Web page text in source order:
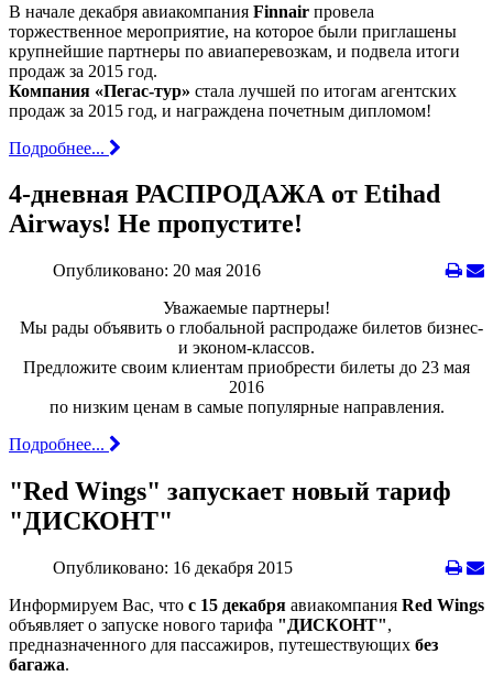
В начале декабря авиакомпания Finnair провела
торжественное мероприятие, на которое были приглашены
крупнейшие партнеры по авиаперевозкам, и подвела итоги
продаж за 2015 год.
Компания «Пегас-тур» стала лучшей по итогам агентских
продаж за 2015 год, и награждена почетным дипломом!
Подробнее...
4-дневная РАСПРОДАЖА от Etihad
Airways! Не пропустите!
Опубликовано: 20 мая 2016
Уважаемые партнеры!
Мы рады объявить о глобальной распродаже билетов бизнес-
и эконом-классов.
Предложите своим клиентам приобрести билеты до 23 мая
2016
по низким ценам в самые популярные направления.
Подробнее...
"Red Wings" запускает новый тариф
"ДИСКОНТ"
Опубликовано: 16 декабря 2015
Информируем Вас, что с 15 декабря авиакомпания Red Wings
объявляет о запуске нового тарифа "ДИСКОНТ",
предназначенного для пассажиров, путешествующих без
багажа.